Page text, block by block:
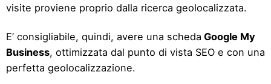
visite proviene proprio dalla ricerca geolocalizzata.
E’ consigliabile, quindi, avere una scheda Google My
Business, ottimizzata dal punto di vista SEO e con una
perfetta geolocalizzazione.